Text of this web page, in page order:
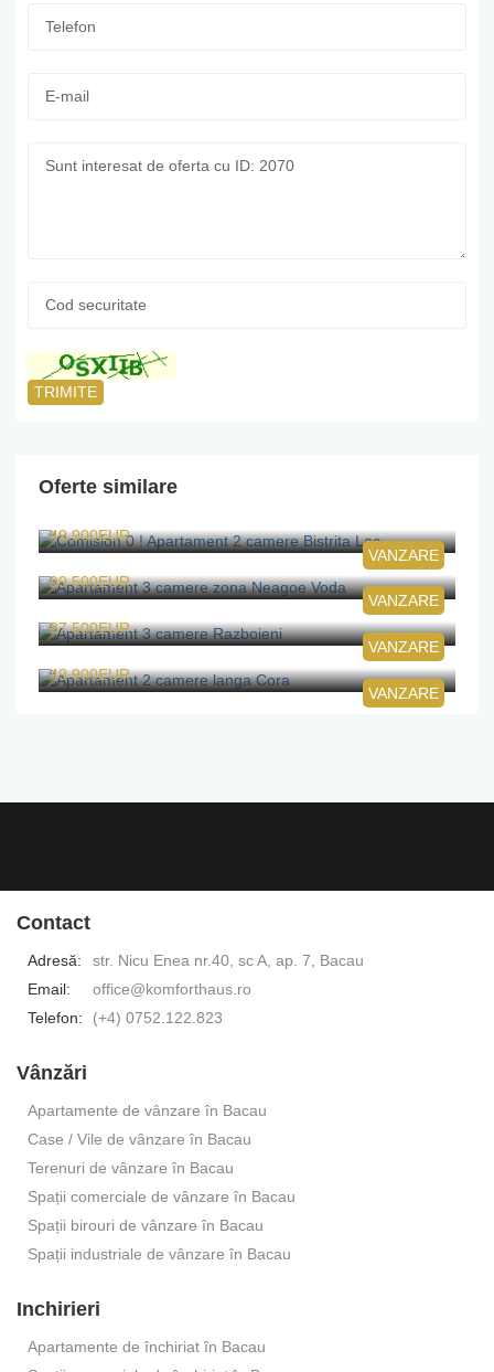
mail:
securitate:
Oferte similare
VANZARE
49.900EUR
VANZARE
99.500EUR
VANZARE
87.500EUR
VANZARE
49.900EUR
Contact
Adresă:
str. Nicu Enea nr.40, sc A, ap. 7, Bacau
Email:
office@komforthaus.ro
Telefon:
(+4) 0752.122.823
Vânzări
Apartamente de vânzare în Bacau
Case / Vile de vânzare în Bacau
Terenuri de vânzare în Bacau
Spații comerciale de vânzare în Bacau
Spații birouri de vânzare în Bacau
Spații industriale de vânzare în Bacau
Inchirieri
Apartamente de închiriat în Bacau